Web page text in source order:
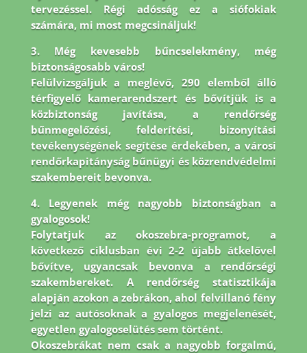
tervezéssel. Régi adósság ez a siófokiak
számára, mi most megcsináljuk!
3. Még kevesebb bűncselekmény, még
biztonságosabb város!
Felülvizsgáljuk a meglévő, 290 elemből álló
térfigyelő kamerarendszert és bővítjük is a
közbiztonság javítása, a rendőrség
bűnmegelőzési, felderítési, bizonyítási
tevékenységének segítése érdekében, a városi
rendőrkapitányság bűnügyi és közrendvédelmi
szakembereit bevonva.
4. Legyenek még nagyobb biztonságban a
gyalogosok!
Folytatjuk az okoszebra-programot, a
következő ciklusban évi 2-2 újabb átkelővel
bővítve, ugyancsak bevonva a rendőrségi
szakembereket. A rendőrség statisztikája
alapján azokon a zebrákon, ahol felvillanó fény
jelzi az autósoknak a gyalogos megjelenését,
egyetlen gyalogoselütés sem történt.
Okoszebrákat nem csak a nagyobb forgalmú,